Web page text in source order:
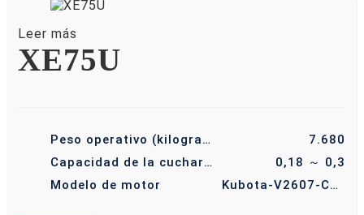
Leer más
XE75U
Peso operativo (kilogramo)
7.680
Capacidad de la cuchara (m³)
0,18 ～ 0,3
Modelo de motor
Kubota-V2607-CR-TIE4B